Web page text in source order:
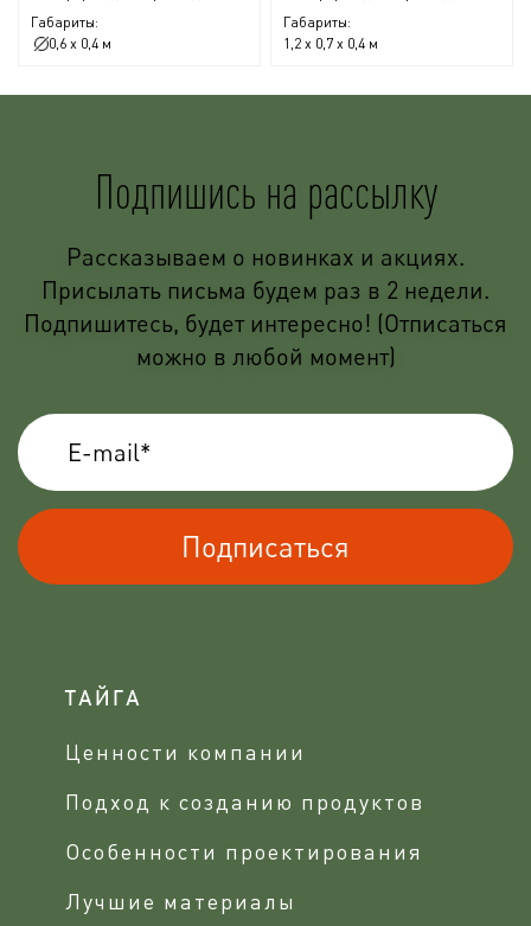
Габариты:
0,6 x 0,4 м
Габариты:
1,2 x 0,7 x 0,4 м
Подпишись на рассылку
Рассказываем о новинках и акциях.
Присылать письма будем раз в 2 недели.
Подпишитесь, будет интересно! (Отписаться
можно в любой момент)
Подписаться
ТАЙГА
Ценности компании
Подход к созданию продуктов
Особенности проектирования
Лучшие материалы